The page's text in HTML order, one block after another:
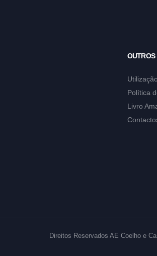
Política
Livro
Direitos Reservados AE Coelho e